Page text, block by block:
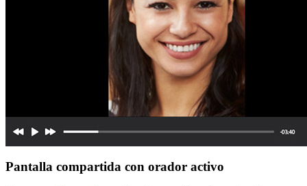
Pantalla compartida con orador activo